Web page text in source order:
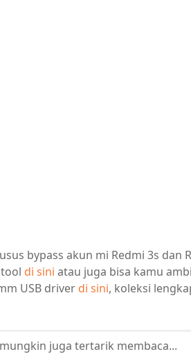
bypass akun mi Redmi 3s dan
di sini atau juga bisa kamu
USB driver di sini, koleksi
juga tertarik membaca...